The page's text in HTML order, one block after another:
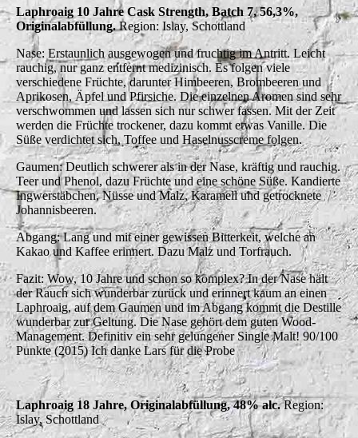
Laphroaig 10 Jahre Cask Strength, Batch 7, 56,3%,
Originalabfüllung.Region: Islay, Schottland
Nase: Erstaunlich ausgewogen und fruchtig im Antritt. Leicht
rauchig, nur ganz entfernt medizinisch. Es folgen viele
verschiedene Früchte, darunter Himbeeren, Brombeeren und
Aprikosen, Äpfel und Pfirsiche. Die einzelnen Aromen sind sehr
verschwommen und lassen sich nur schwer fassen. Mit der Zeit
werden die Früchte trockener, dazu kommt etwas Vanille. Die
Süße verdichtet sich, Toffee und Haselnusscreme folgen.
Gaumen: Deutlich schwerer als in der Nase, kräftig und rauchig.
Teer und Phenol, dazu Früchte und eine schöne Süße. Kandierte
Ingwerstäbchen, Nüsse und Malz, Karamell und getrocknete
Johannisbeeren.
Abgang: Lang und mit einer gewissen Bitterkeit, welche an
Kakao und Kaffee erinnert. Dazu Malz und Torfrauch.
Fazit: Wow, 10 Jahre und schon so komplex? In der Nase hält
der Rauch sich wunderbar zurück und erinnert kaum an einen
Laphroaig, auf dem Gaumen und im Abgang kommt die Destille
wunderbar zur Geltung. Die Nase gehört dem guten Wood-
Management. Definitiv ein sehr gelungener Single Malt! 90/100
Punkte (2015) Ich danke Lars für die Probe
Laphroaig 18 Jahre, Originalabfüllung, 48% alc.Region:
Islay, Schottland